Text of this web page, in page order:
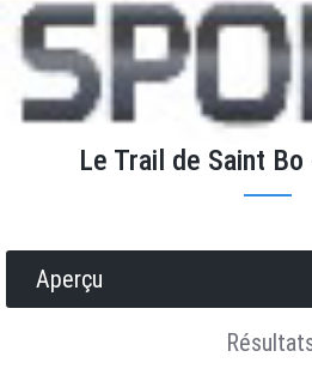
La Bambée
12/04/
Le Trail de Saint
Aperçu